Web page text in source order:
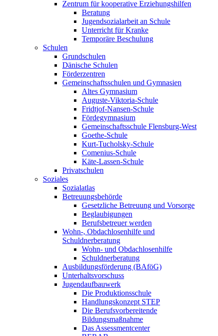
Zentrum für kooperative Erziehungshilfen
Beratung
Jugendsozialarbeit an Schule
Unterricht für Kranke
Temporäre Beschulung
Schulen
Grundschulen
Dänische Schulen
Förderzentren
Gemeinschaftsschulen und Gymnasien
Altes Gymnasium
Auguste-Viktoria-Schule
Fridtjof-Nansen-Schule
Fördegymnasium
Gemeinschaftsschule Flensburg-West
Goethe-Schule
Kurt-Tucholsky-Schule
Comenius-Schule
Käte-Lassen-Schule
Privatschulen
Soziales
Sozialatlas
Betreuungsbehörde
Gesetzliche Betreuung und Vorsorge
Beglaubigungen
Berufsbetreuer werden
Wohn-, Obdachlosenhilfe und
Schuldnerberatung
Wohn- und Obdachlosenhilfe
Schuldnerberatung
Ausbildungsförderung (BAföG)
Unterhaltsvorschuss
Jugendaufbauwerk
Die Produktionsschule
Handlungskonzept STEP
Die Berufsvorbereitende
Bildungsmaßnahme
Das Assessmentcenter